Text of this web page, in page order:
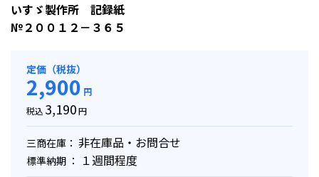
いすゞ製作所 記録紙
№２００１２－３６５
定価（税抜）
2,900 円
税込 3,190円
三商在庫： 非在庫品・お問合せ
標準納期 ： １週間程度